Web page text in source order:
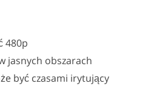
480p
jasnych obszarach
być czasami irytujący